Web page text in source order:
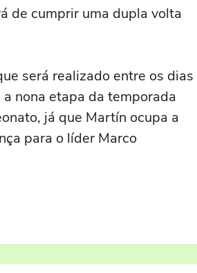
de cumprir uma dupla volta
será realizado entre os dias
nona etapa da temporada
já que Martín ocupa a
para o líder Marco